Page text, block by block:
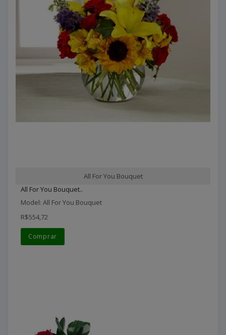
All For You Bouquet
All For You Bouquet..
Model: All For You Bouquet
R$554,72
Comprar